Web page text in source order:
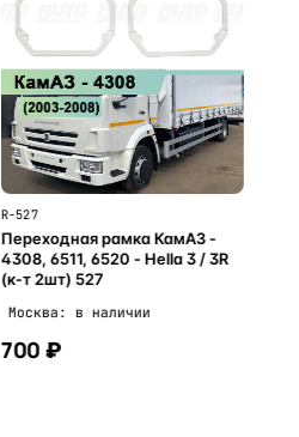
R-527
Переходная рамка КамАЗ -
4308, 6511, 6520 - Hella 3 / 3R
(к-т 2шт) 527
Москва: в наличии
700 ₽